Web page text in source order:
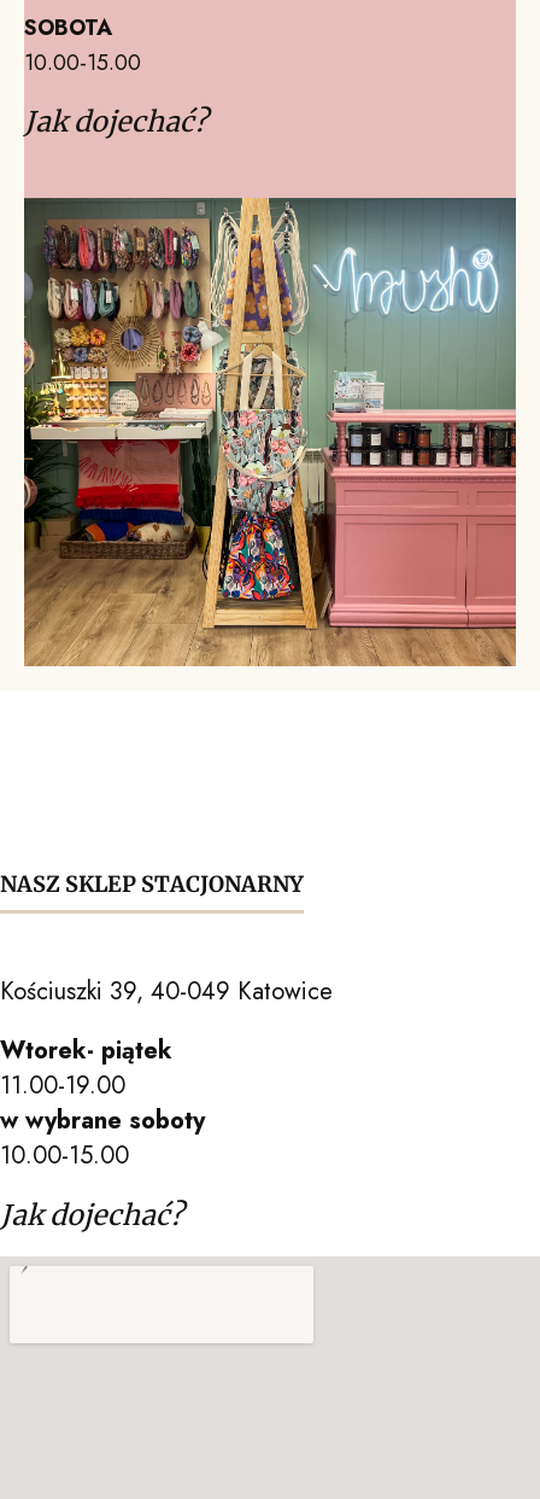
SOBOTA
10.00-15.00
Jak dojechać?
NASZ SKLEP STACJONARNY
Kościuszki 39, 40-049 Katowice
Wtorek- piątek
11.00-19.00
w wybrane soboty
10.00-15.00
Jak dojechać?